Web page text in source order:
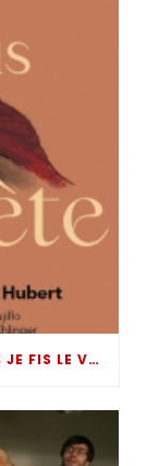
NOUVEAU SPECTACLE : À QUINZE ANS JE FIS LE VOEU D’ÊTRE POÈTE